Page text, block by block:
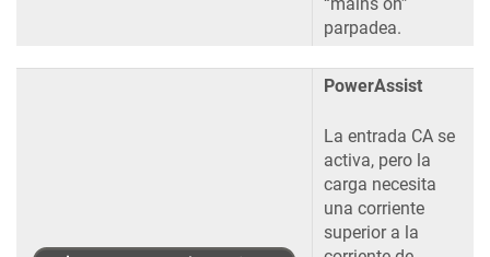
parpadea.
PowerAssist
La entrada CA se
activa, pero la
carga necesita
una corriente
superior a la